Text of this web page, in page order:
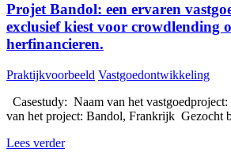
Projet Bandol: een ervaren
exclusief kiest voor crowdlending
herfinancieren.
Praktijkvoorbeeld Vastgoedontwikkeling
Casestudy: Naam van het
van het project: Bandol, Frankrijk Gezocht
Lees verder